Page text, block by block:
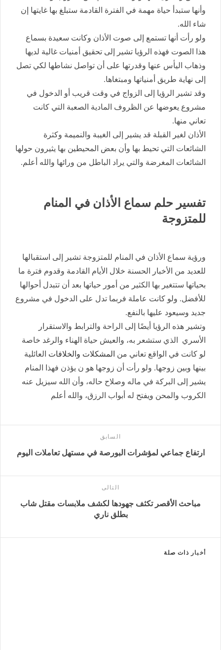
وأنها ستبدأ حياة مهمة في الفترة القادمة ستبلغ بها غايتها إن
شاء الله.
ولو رأت أنها تستمع إلى صوت الأذان وكانت سعيدة بسماع
هذا الصوت فهذه الرؤيا تشير إلى تحقيق أمنيات غالية لديها
وذهاب اليأس عنها وقدرتها على أن تواصل نشاطها لكي تصل
إلى نهاية طريق أمنياتها ومبتغاها.
وقد تشير الرؤيا إلى الزواج في وقت قريب أو الدخول في
مشروع يعوضها عن الظروف المادية الصعبة التي كانت
تعاني منها.
الأذان لغير القبلة قد يشير إلى الغيبة والنميمة وكثرة
الشائعات التي تحيط بها وأن بعض المحيطين بها يثيرون حولها
الشائعات المغرضة والتي يراد الباطل من ورائها والله أعلم.
تفسير حلم سماع الأذان في المنام
للمتزوجة
ورؤية سماع الأذان في المنام للمتزوجة تشير إلى استقبالها
للعديد من الأخبار الحسنة خلال الأيام القادمة وقدوم فترة ما
بحياتها ستتغير بها الكثير من أمور حياتها بعد أن تتبدل أحوالها
للأفضل. ولو كانت عاملة فربما تدل على الدخول في مشروع
جديد وسيعود عليها بالنفع.
وتشير هذه الرؤيا أيضًا إلى الراحة والترابط والاستقرار
الأسري الذي ستشعر به، والعيش حياة الهناء والرغد خاصة
لو كانت في الواقع تعاني من المشكلات والخلافات العائلية
بينها وبين زوجها. ولو رأت أن زوجها هو ن يؤذن فهذا المنام
يشير إلى البركة في ماله وصلاح حاله، وأن الله سيزيل عنه
الكروب والمحن ويفتح له أبواب الرزق، والله أعلم
السابق
ارتفاع جماعي لمؤشرات البورصة في مستهل تعاملات اليوم
التالى
مباحث الأقصر تكثف جهودها لكشف ملابسات مقتل شاب
بطلق ناري
أخبار ذات صلة